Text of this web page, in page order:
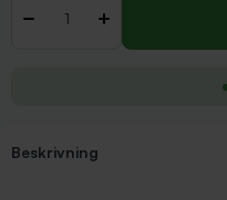
- +
Beskrivning